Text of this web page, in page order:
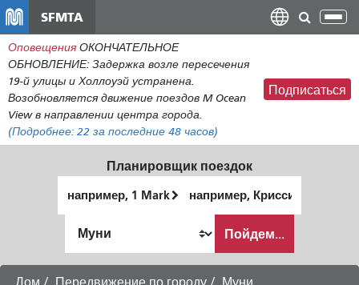
содержанию
SFMTA
Оповещения ОКОНЧАТЕЛЬНОЕ
ОБНОВЛЕНИЕ: Задержка возле пересечения
19-й улицы и Холлоуэй устранена.
Возобновляется движение поездов M Ocean
View в направлении центра города.
(Подробнее: 22 за последние 48 часов)
Подписаться
Планировщик поездок
местоположение
окончания
хочу
путешествовать
Пойдем...